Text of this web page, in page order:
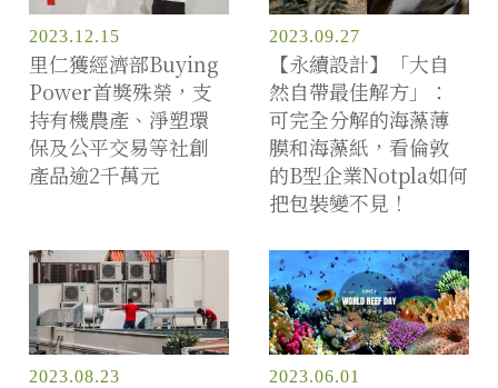
2023.12.15
里仁獲經濟部Buying
Power首獎殊榮，支
持有機農產、淨塑環
保及公平交易等社創
產品逾2千萬元
2023.09.27
【永續設計】「大自
然自帶最佳解方」：
可完全分解的海藻薄
膜和海藻紙，看倫敦
的B型企業Notpla如何
把包裝變不見！
2023.08.23 2023.06.01